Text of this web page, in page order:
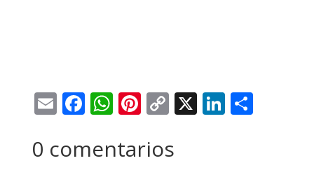
EmailFacebook
WhatsApp
Pinterest
Copy
X
0 comentarios